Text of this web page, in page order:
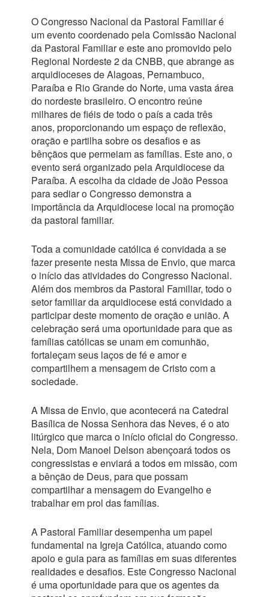
O Congresso Nacional da Pastoral Familiar é
um evento coordenado pela Comissão Nacional
da Pastoral Familiar e este ano promovido pelo
Regional Nordeste 2 da CNBB, que abrange as
arquidioceses de Alagoas, Pernambuco,
Paraíba e Rio Grande do Norte, uma vasta área
do nordeste brasileiro. O encontro reúne
milhares de fiéis de todo o país a cada três
anos, proporcionando um espaço de reflexão,
oração e partilha sobre os desafios e as
bênçãos que permeiam as famílias. Este ano, o
evento será organizado pela Arquidiocese da
Paraíba. A escolha da cidade de João Pessoa
para sediar o Congresso demonstra a
importância da Arquidiocese local na promoção
da pastoral familiar.
Toda a comunidade católica é convidada a se
fazer presente nesta Missa de Envio, que marca
o início das atividades do Congresso Nacional.
Além dos membros da Pastoral Familiar, todo o
setor familiar da arquidiocese está convidado a
participar deste momento de oração e união. A
celebração será uma oportunidade para que as
famílias católicas se unam em comunhão,
fortaleçam seus laços de fé e amor e
compartilhem a mensagem de Cristo com a
sociedade.
A Missa de Envio, que acontecerá na Catedral
Basílica de Nossa Senhora das Neves, é o ato
litúrgico que marca o início oficial do Congresso.
Nela, Dom Manoel Delson abençoará todos os
congressistas e enviará a todos em missão, com
a bênção de Deus, para que possam
compartilhar a mensagem do Evangelho e
trabalhar em prol das famílias.
A Pastoral Familiar desempenha um papel
fundamental na Igreja Católica, atuando como
apoio e guia para as famílias em suas diferentes
realidades e desafios. Este Congresso Nacional
é uma oportunidade para que os agentes da